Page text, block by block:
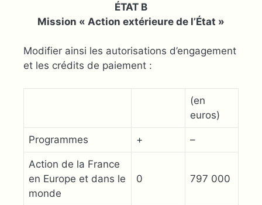
ÉTAT B
Mission « Action extérieure de l’État »
Modifier ainsi les autorisations d’engagement
et les crédits de paiement :
(en
euros)
Programmes + –
Action de la France
en Europe et dans le
monde
0 797 000